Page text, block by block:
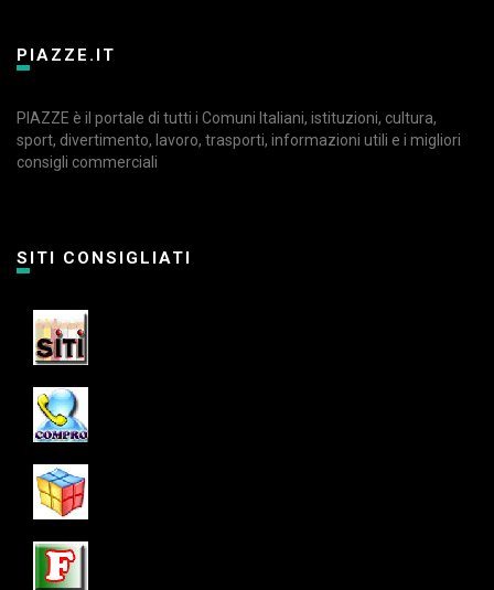
PIAZZE.IT
PIAZZE è il portale di tutti i Comuni Italiani, istituzioni, cultura,
sport, divertimento, lavoro, trasporti, informazioni utili e i migliori
consigli commerciali
SITI CONSIGLIATI